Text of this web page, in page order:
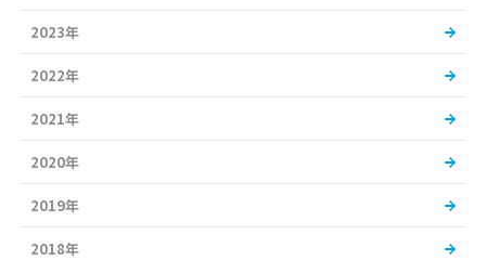
2023年
2022年
2021年
2020年
2019年
2018年